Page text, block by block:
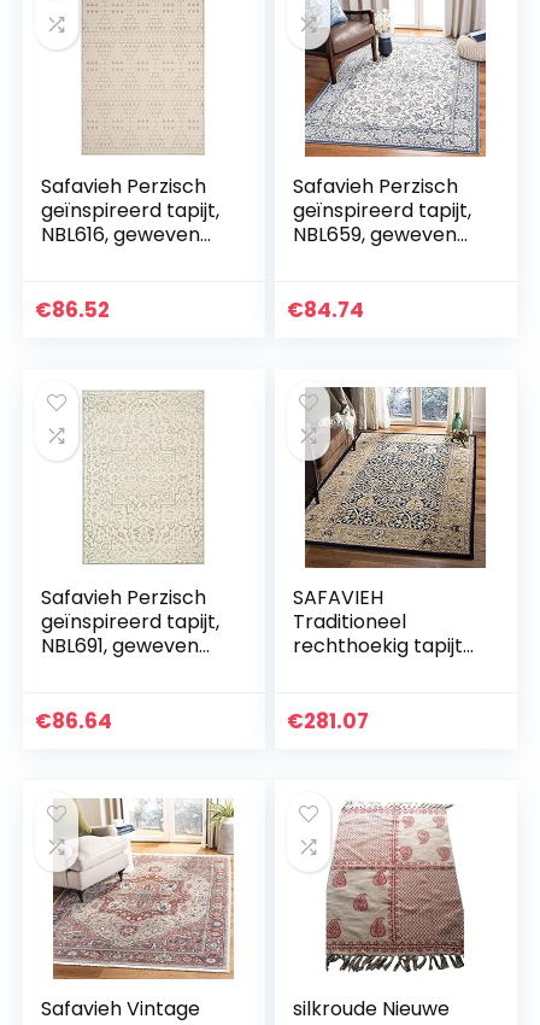
Safavieh Perzisch
geïnspireerd tapijt,
NBL616, geweven
lichtbruin/room, 99
€86.52
Safavieh Perzisch
geïnspireerd tapijt,
NBL659, geweven
donkerblauw/ivoor,
€84.74
Safavieh Perzisch
geïnspireerd tapijt,
NBL691, geweven
lichtblauw/ivoor, 99
€86.64
SAFAVIEH
Traditioneel
rechthoekig tapijt
Perzische legende,
€281.07
Safavieh Vintage
silkroude Nieuwe